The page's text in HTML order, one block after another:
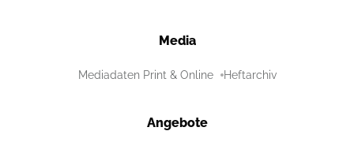
Media
Mediadaten Print & Online Heftarchiv
Angebote